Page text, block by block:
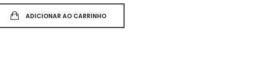
ADICIONAR AO CARRINHO